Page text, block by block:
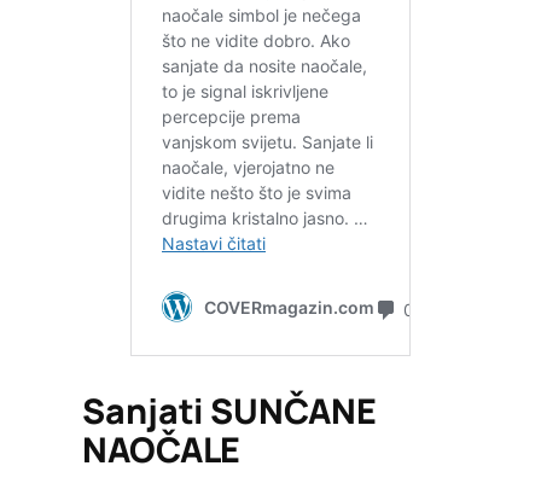
Sanjati SUNČANE
NAOČALE